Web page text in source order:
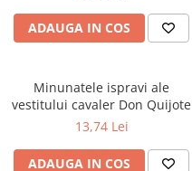
Religie
Crestinism
SelfConnect
SelfHealing
Vindecare Spirituala
ADAUGA IN COS
Minunatele ispravi ale
vestitului cavaler Don Quijote
13,74 Lei
ADAUGA IN COS